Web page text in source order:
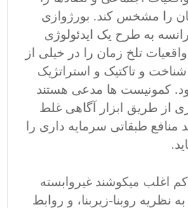
را مشخس کند. بورژوازی
قرن 18 در فرانسه به طرح یک ایدئولوژی
تلخ زمان را در خیلی از
و تاکتیک و استراتژیک
کمونیست ها مدعی هستند
از طریق ابزار آگاهی غلط
منافع طبقاتی سرمایه داری را
اغلب میکوشند غیروابسته
نظریه روبنا-زیربنا، و روابط